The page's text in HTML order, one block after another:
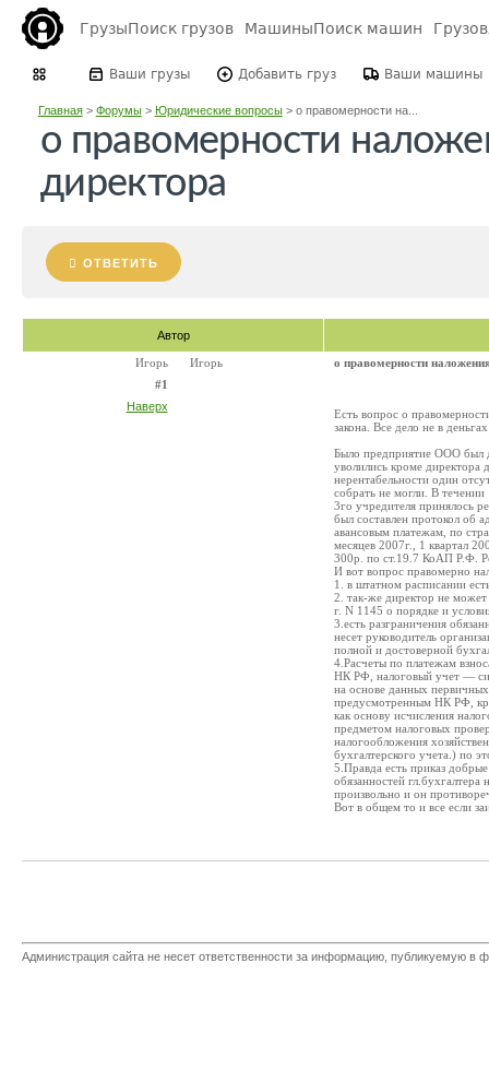
ГрузыПоиск грузов МашиныПоиск машин
Ваши грузы Добавить груз Ваши машины
Главная> Форумы> Юридические вопросы> о правомерности на...
о правомерности
директора
ОТВЕТИТЬ
Автор
Игорь
#1
Наверх
Игорь о правомерности
Есть вопрос о
закона. Все дело не в
Было предприятие ООО был
уволились кроме директора
нерентабельности один
собрать не могли. В течении
3го учредителя принялось
был составлен протокол об
авансовым платежам, по
месяцев 2007г., 1 квартал
300р. по ст.19.7 КоАП Р.Ф.
И вот вопрос правомерно
1. в штатном расписании
2. так-же директор не может
г. N 1145 о порядке и
3.есть разграничения
несет руководитель
полной и достоверной
4.Расчеты по платежам
НК РФ, налоговый учет —
на основе данных
предусмотренным НК РФ,
как основу исчисления
предметом налоговых
налогообложения
бухгалтерского учета.) по
5.Правда есть приказ
обязанностей
произвольно и он
Вот в общем то и все если
Администрация сайта не несет ответственности за информацию, публикуемую